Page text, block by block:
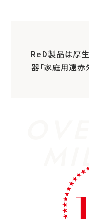
ReD製品は厚
器「家庭用遠